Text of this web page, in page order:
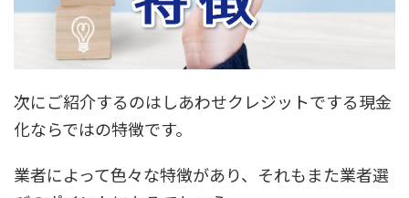
次にご紹介するのはしあわせクレジットでする現金
化ならではの特徴です。
業者によって色々な特徴があり、それもまた業者選